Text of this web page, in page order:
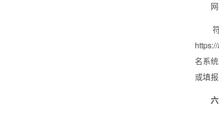
名系
或填